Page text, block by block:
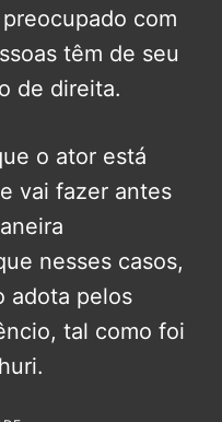
com
têm de seu
de direita.
o ator está
vai fazer antes
nesses casos,
adota pelos
tal como foi